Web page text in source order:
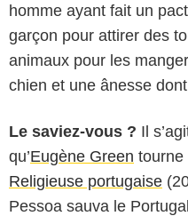
homme ayant fait un
garçon pour attirer des
animaux pour les
chien et une ânesse
Le saviez-vous ? Il
qu’Eugène Green tourne
Religieuse portugaise
Pessoa sauva le